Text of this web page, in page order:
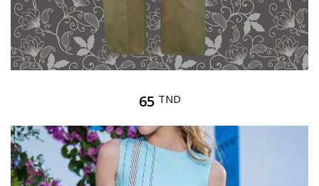
65 TND